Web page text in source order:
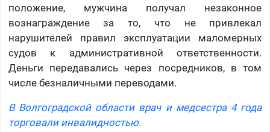
положение, мужчина получал незаконное
вознаграждение за то, что не привлекал
нарушителей правил эксплуатации маломерных
судов к административной ответственности.
Деньги передавались через посредников, в том
числе безналичными переводами.
В Волгоградской области врач и медсестра 4 года
торговали инвалидностью.